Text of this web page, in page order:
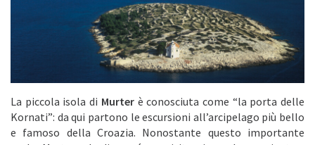
La piccola isola di Murterè conosciuta come “la porta delle
Kornati”: da qui partono le escursioni all’arcipelago più bello
e famoso della Croazia. Nonostante questo importante